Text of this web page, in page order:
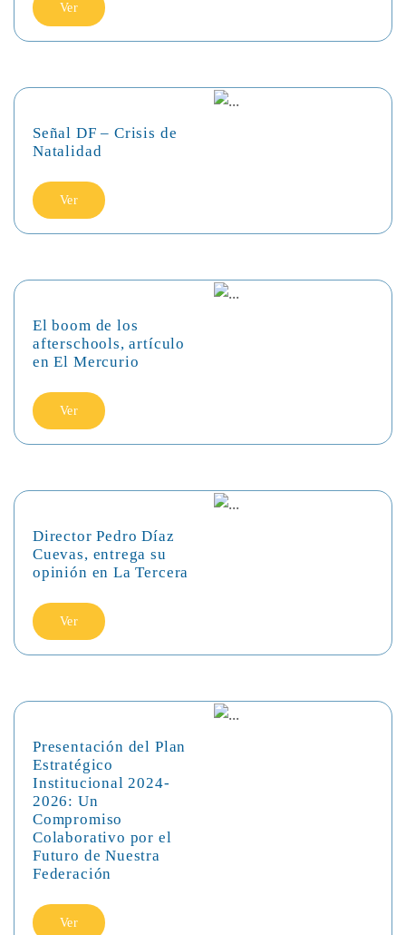
Ver
Señal DF – Crisis de
Natalidad
Ver
El boom de los
afterschools, artículo
en El Mercurio
Ver
Director Pedro Díaz
Cuevas, entrega su
opinión en La Tercera
Ver
Presentación del Plan
Estratégico
Institucional 2024-
2026: Un
Compromiso
Colaborativo por el
Futuro de Nuestra
Federación
Ver